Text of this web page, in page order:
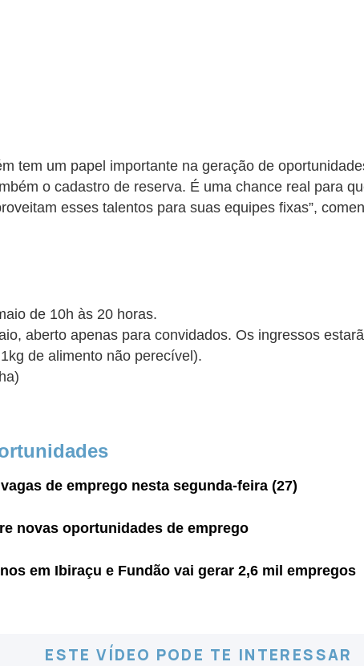
tem um papel importante na geração de
o cadastro de reserva. É uma chance real para
esses talentos para suas equipes fixas”,
de 10h às 20 horas.
aberto apenas para convidados. Os ingressos
de alimento não perecível).
de emprego nesta segunda-feira (27)
novas oportunidades de emprego
em Ibiraçu e Fundão vai gerar 2,6 mil empregos
ESTE VÍDEO PODE TE INTERESSAR